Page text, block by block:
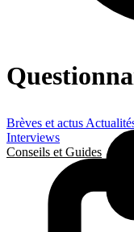
Brèves et actus
Interviews
Conseils et Guides